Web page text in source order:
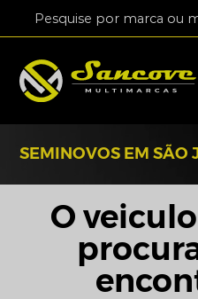
SEMINOVOS EM SÃO
O